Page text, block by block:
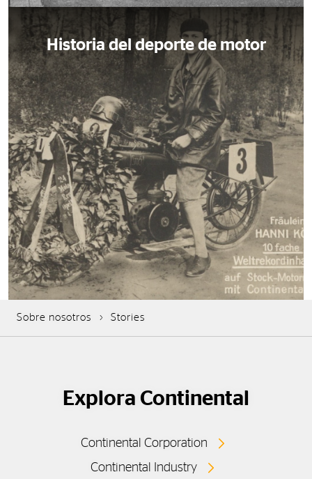
Historia del deporte de motor
Sobre nosotros Stories
Explora Continental
Continental Corporation
Continental Industry